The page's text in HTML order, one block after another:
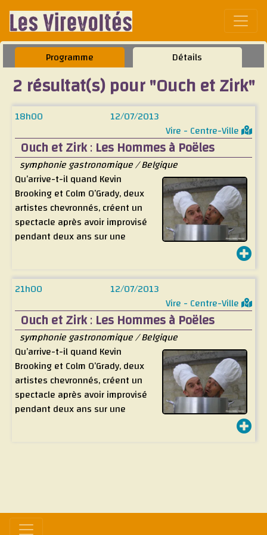
Programme Détails
2 résultat(s) pour "Ouch et Zirk"
12/07/2013
18h00
Vire - Centre-Ville
Ouch et Zirk:Les Hommes à Poëles
symphonie gastronomique / Belgique
Qu’arrive-t-il quand Kevin
Brooking et Colm O’Grady, deux
artistes chevronnés, créent un
spectacle après avoir improvisé
pendant deux ans sur une
de pop corn? Le résultat : Les Hommes à poêles. Lloyd et
Harold prétendent être de grands chefs Français…de
France! Ces gourmets sont prêts, recettes en main. S’ils
pouvaient simplement être en mesure d’allumer le
four…
12/07/2013
21h00
Vire - Centre-Ville
Ouch et Zirk:Les Hommes à Poëles
symphonie gastronomique / Belgique
Qu’arrive-t-il quand Kevin
Brooking et Colm O’Grady, deux
artistes chevronnés, créent un
spectacle après avoir improvisé
pendant deux ans sur une
de pop corn? Le résultat : Les Hommes à poêles. Lloyd et